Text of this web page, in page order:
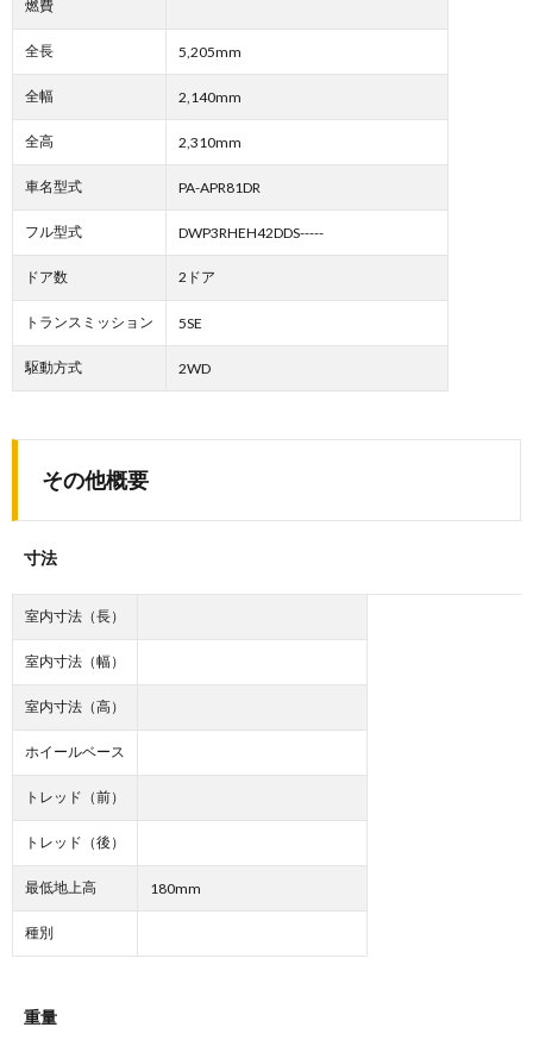
燃費
全長 5,205mm
全幅 2,140mm
全高 2,310mm
車名型式 PA-APR81DR
フル型式 DWP3RHEH42DDS-----
ドア数 2ドア
トランスミッション 5SE
駆動方式 2WD
その他概要
寸法
室内寸法（長）
室内寸法（幅）
室内寸法（高）
ホイールベース
トレッド（前）
トレッド（後）
最低地上高 180mm
種別
重量